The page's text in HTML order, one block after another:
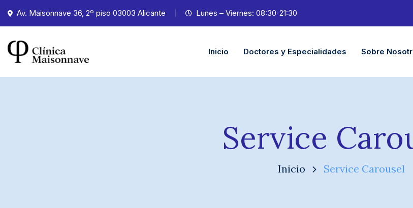
Av. Maisonnave 36, 2º piso 03003 Alicante Lunes – Viernes: 08:30-21:30
Inicio Doctores y Especialidades Sobre
Service
Inicio Service Carousel